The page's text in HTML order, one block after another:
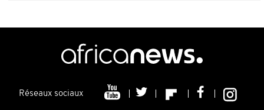
Réseaux sociaux